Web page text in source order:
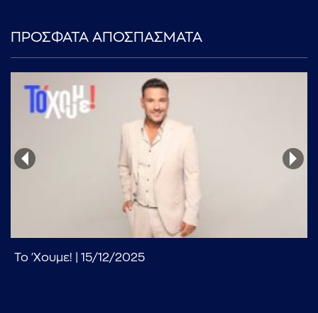
...πληκτρολογήστε κείμενο προς αναζήτηση
ΠΡΟΣΦΑΤΑ ΑΠΟΣΠΑΣΜΑΤΑ
Το 'Χουμε! | 15/12/2025